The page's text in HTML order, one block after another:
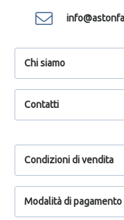
Chi siamo
Contatti
Condizioni di vendita
Modalità di pagamento